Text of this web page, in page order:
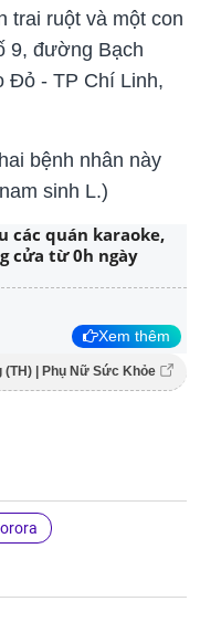
trai ruột và một con
9, đường Bạch
Đỏ - TP Chí Linh,
bệnh nhân này
sinh L.)
các quán karaoke,
cửa từ 0h ngày
Xem thêm
(TH) | Phụ Nữ Sức Khỏe